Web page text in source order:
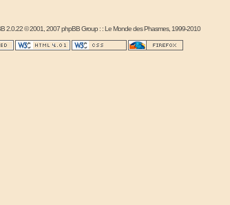
2.0.22 © 2001, 2007 phpBB Group : :Le Monde des Phasmes, 1999-2010